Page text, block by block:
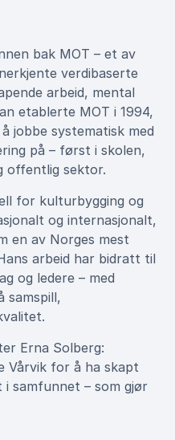
bak MOT – et av
verdibaserte
arbeid, mental
etablerte MOT i 1994,
jobbe systematisk med
på – først i skolen,
offentlig sektor.
for kulturbygging og
og internasjonalt,
en av Norges mest
arbeid har bidratt til
og ledere – med
samspill,
Erna Solberg:
Vårvik for å ha skapt
samfunnet – som gjør